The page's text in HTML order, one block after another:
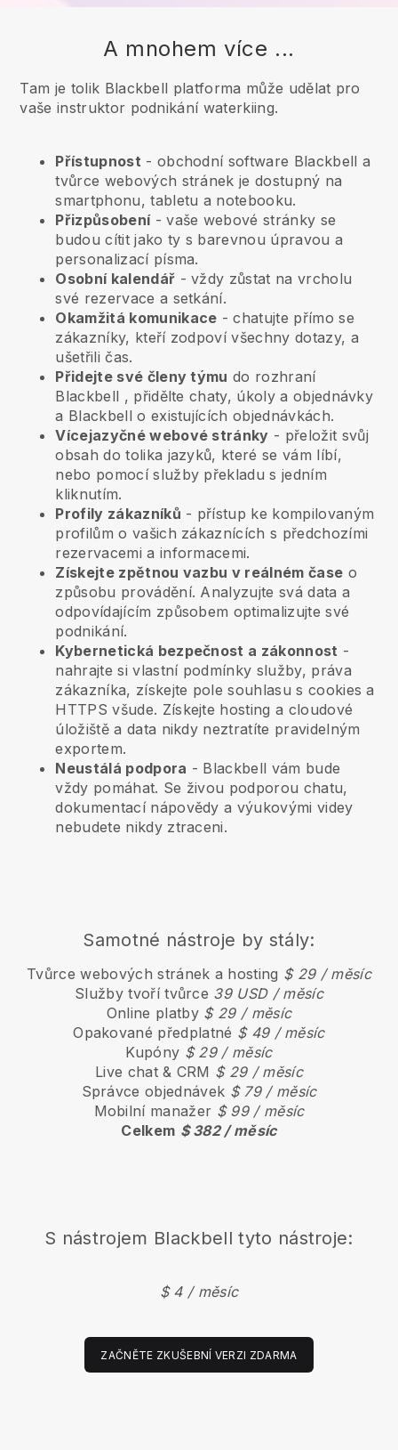
A mnohem více ...
Tam je tolik Blackbell platforma může udělat pro
vaše instruktor podnikání waterkiing.
Přístupnost - obchodní software Blackbell a
tvůrce webových stránek je dostupný na
smartphonu, tabletu a notebooku.
Přizpůsobení- vaše webové stránky se
budou cítit jako ty s barevnou úpravou a
personalizací písma.
Osobní kalendář - vždy zůstat na vrcholu
své rezervace a setkání.
Okamžitá komunikace - chatujte přímo se
zákazníky, kteří zodpoví všechny dotazy, a
ušetřili čas.
Přidejte své členy týmu do rozhraní
Blackbell , přidělte chaty, úkoly a objednávky
a Blackbell o existujících objednávkách.
Vícejazyčné webové stránky - přeložit svůj
obsah do tolika jazyků, které se vám líbí,
nebo pomocí služby překladu s jedním
kliknutím.
Profily zákazníků - přístup ke kompilovaným
profilům o vašich zákaznících s předchozími
rezervacemi a informacemi.
Získejte zpětnou vazbu v reálném čase o
způsobu provádění. Analyzujte svá data a
odpovídajícím způsobem optimalizujte své
podnikání.
Kybernetická bezpečnost a zákonnost -
nahrajte si vlastní podmínky služby, práva
zákazníka, získejte pole souhlasu s cookies a
HTTPS všude. Získejte hosting a cloudové
úložiště a data nikdy neztratíte pravidelným
exportem.
Neustálá podpora - Blackbell vám bude
vždy pomáhat. Se živou podporou chatu,
dokumentací nápovědy a výukovými videy
nebudete nikdy ztraceni.
Samotné nástroje by stály:
Tvůrce webových stránek a hosting $ 29 / měsíc
Služby tvoří tvůrce 39 USD / měsíc
Online platby $ 29 / měsíc
Opakované předplatné $ 49 / měsíc
Kupóny $ 29 / měsíc
Live chat & CRM $ 29 / měsíc
Správce objednávek $ 79 / měsíc
Mobilní manažer $ 99 / měsíc
Celkem $ 382 / měsíc
S nástrojem Blackbell tyto nástroje:
$ 4 / měsíc
ZAČNĚTE ZKUŠEBNÍ VERZI ZDARMA